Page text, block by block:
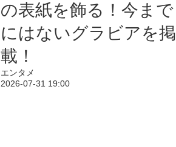
の表紙を飾る！今まで
にはないグラビアを掲
載！
エンタメ
2026-07-31 19:00